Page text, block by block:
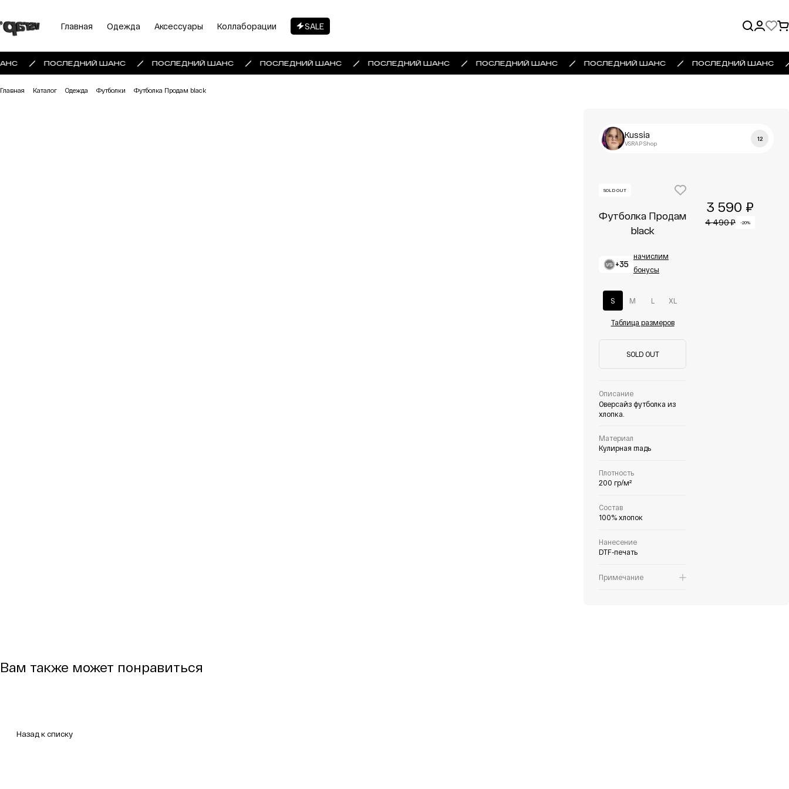
Главная Одежда Аксессуары Коллаборации SALE
ПОСЛЕДНИЙ ШАНС ПОСЛЕДНИЙ ШАНС ПОСЛЕДНИЙ ШАНС ПОСЛЕДНИЙ ШАНС ПОСЛЕДНИЙ ШАНС ПОСЛЕДНИЙ ШАНС ПОСЛЕДНИЙ ШАНС
Главная Каталог Одежда Футболки Футболка Продам black
Kussia
VSRAP Shop
12
SOLD OUT
Футболка Продам
black
+35
начислим
бонусы
S M L XL
Таблица размеров
SOLD OUT
Описание
Оверсайз футболка из
хлопка.
Материал
Кулирная гладь
Плотность
200 гр/м²
Состав
100% хлопок
Нанесение
DTF-печать
Примечание
3 590 ₽
4 490 ₽ -20%
Вам также может понравиться
Назад к списку